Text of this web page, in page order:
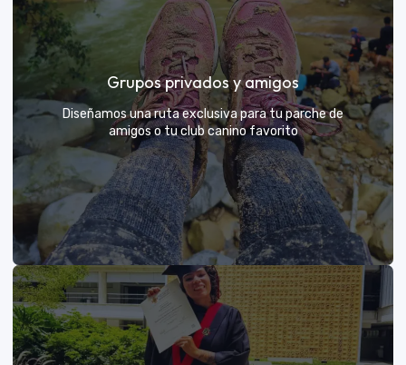
Días de Campo para Empresas
El mejor beneficio para tu equipo: compartir con sus
exploradores y fortalecer lazos rodeados de
naturaleza
VER MÁS
Grupos privados y amigos
Diseñamos una ruta exclusiva para tu parche de
amigos o tu club canino favorito